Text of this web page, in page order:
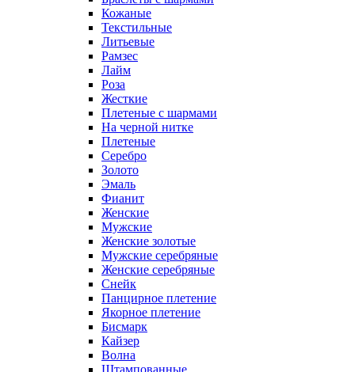
Кожаные
Текстильные
Литьевые
Рамзес
Лайм
Роза
Жесткие
Плетеные с шармами
На черной нитке
Плетеные
Серебро
Золото
Эмаль
Фианит
Женские
Мужские
Женские золотые
Мужские серебряные
Женские серебряные
Снейк
Панцирное плетение
Якорное плетение
Бисмарк
Кайзер
Волна
Штампованные